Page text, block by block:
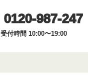
0120-987-247
受付時間 10:00〜19:00